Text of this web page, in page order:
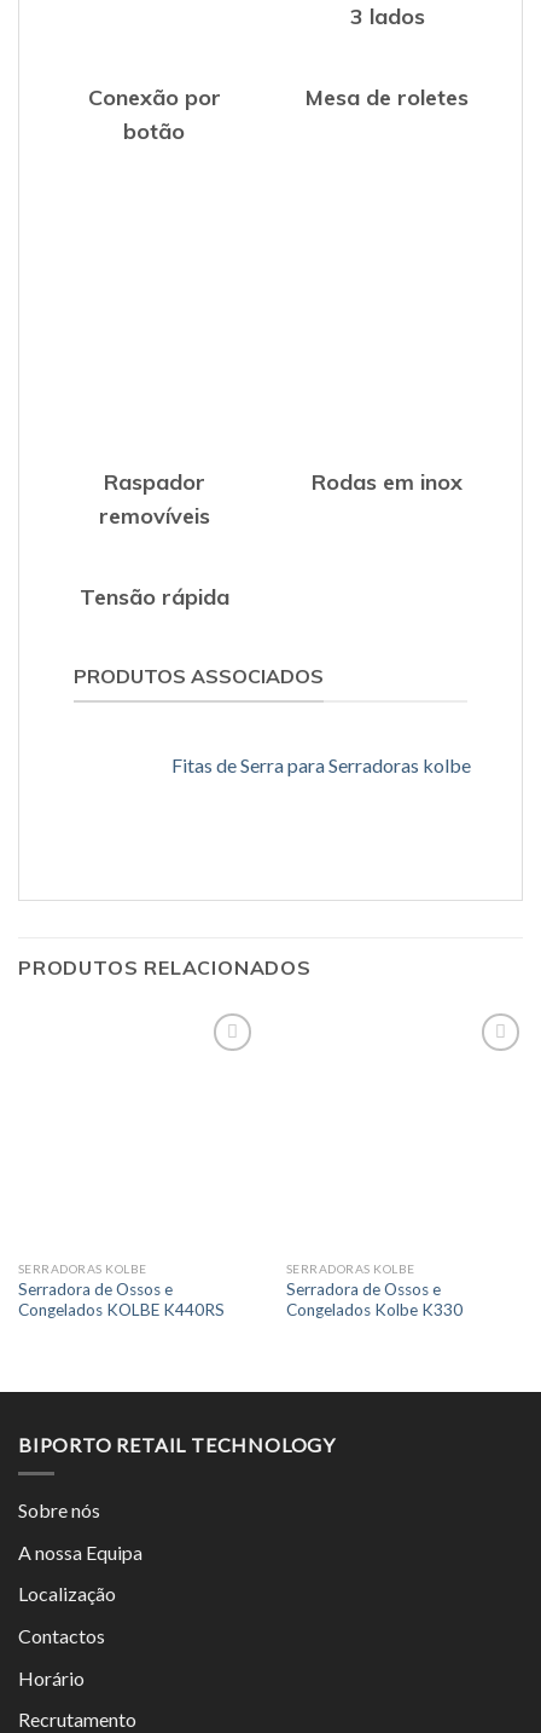
3 lados
Conexão por
botão
Mesa de roletes
Raspador
removíveis
Rodas em inox
Tensão rápida
PRODUTOS ASSOCIADOS
Fitas de Serra para Serradoras kolbe
PRODUTOS RELACIONADOS
SERRADORAS KOLBE
Serradora de Ossos e
Congelados KOLBE K440RS
SERRADORAS KOLBE
Serradora de Ossos e
Congelados Kolbe K330
BIPORTO RETAIL TECHNOLOGY
Sobre nós
A nossa Equipa
Localização
Contactos
Horário
Recrutamento